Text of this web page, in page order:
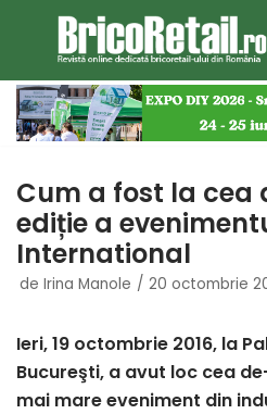
la
conținut
Cum a fost la cea
ediție a
International
de Irina Manole 20 octombrie
Ieri, 19 octombrie 2016, la
Bucureşti, a avut loc cea
mai mare eveniment din